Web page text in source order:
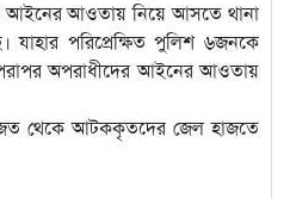
আইনের আওতায় নিয়ে আসতে থানা
যাহার পরিপ্রেক্ষিত পুলিশ ৬জনকে
অপরাধীদের আইনের আওতায়
হাজত থেকে আটককৃতদের জেল হাজতে